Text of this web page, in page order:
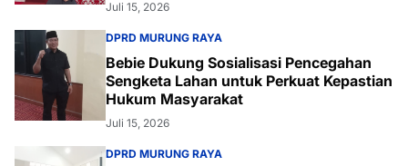
Juli 15, 2026
DPRD MURUNG RAYA
Bebie Dukung Sosialisasi Pencegahan
Sengketa Lahan untuk Perkuat Kepastian
Hukum Masyarakat
Juli 15, 2026
DPRD MURUNG RAYA